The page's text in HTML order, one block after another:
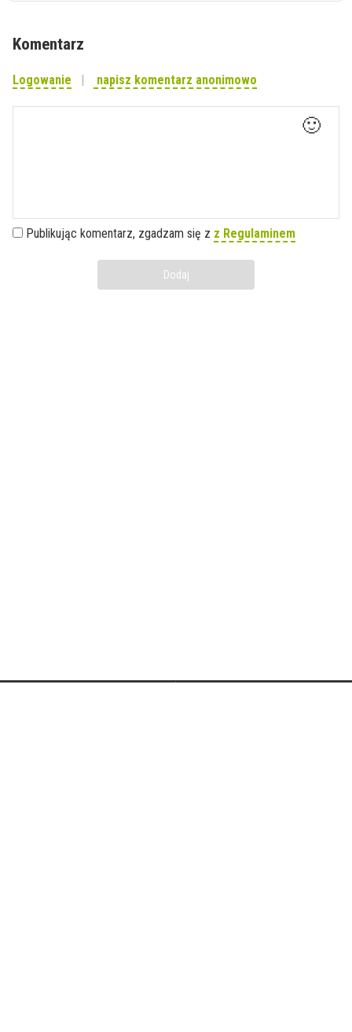
Komentarz
Logowanie napisz komentarz anonimowo
🙂
Publikując komentarz, zgadzam się z z Regulaminem
Dodaj